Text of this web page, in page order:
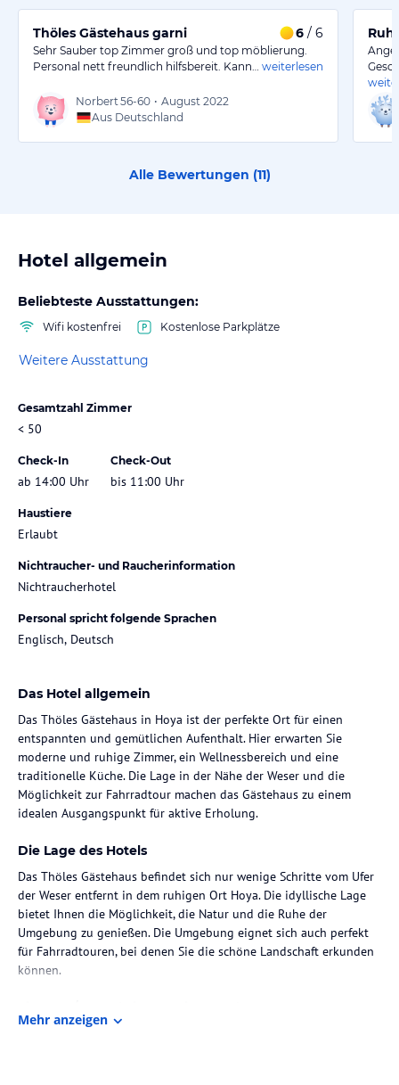
Thöles Gästehaus garni 6 / 6
Sehr Sauber top Zimmer groß und top möblierung.
Personal nett freundlich hilfsbereit. Kann…
weiterlesen
Norbert 56-60 • August 2022
Aus Deutschland
Alle Bewertungen (11)
Hotel allgemein
Beliebteste Ausstattungen:
Wifi kostenfrei Kostenlose Parkplätze
Weitere Ausstattung
Gesamtzahl Zimmer
< 50
Check-In
ab 14:00 Uhr
Check-Out
bis 11:00 Uhr
Haustiere
Erlaubt
Nichtraucher- und Raucherinformation
Nichtraucherhotel
Personal spricht folgende Sprachen
Englisch, Deutsch
Das Hotel allgemein
Das Thöles Gästehaus in Hoya ist der perfekte Ort für einen
entspannten und gemütlichen Aufenthalt. Hier erwarten Sie
moderne und ruhige Zimmer, ein Wellnessbereich und eine
traditionelle Küche. Die Lage in der Nähe der Weser und die
Möglichkeit zur Fahrradtour machen das Gästehaus zu einem
idealen Ausgangspunkt für aktive Erholung.
Die Lage des Hotels
Das Thöles Gästehaus befindet sich nur wenige Schritte vom Ufer
der Weser entfernt in dem ruhigen Ort Hoya. Die idyllische Lage
bietet Ihnen die Möglichkeit, die Natur und die Ruhe der
Umgebung zu genießen. Die Umgebung eignet sich auch perfekt
für Fahrradtouren, bei denen Sie die schöne Landschaft erkunden
können.
Mehr anzeigen